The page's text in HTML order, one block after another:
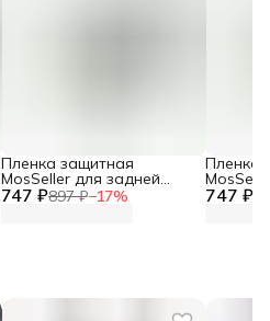
747 ₽897 ₽−17%
Пленка защитная
MosSeller для задней
панели для Oppo Reno 12 747 ₽
Пленка
панели